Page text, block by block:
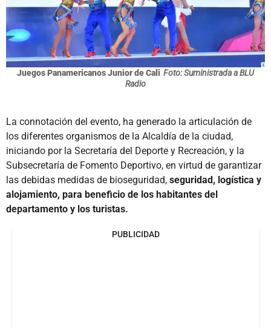
Juegos Panamericanos Junior de Cali Foto: Suministrada a BLU
Radio
La connotación del evento, ha generado la articulación de
los diferentes organismos de la Alcaldía de la ciudad,
iniciando por la Secretaría del Deporte y Recreación, y la
Subsecretaría de Fomento Deportivo, en virtud de garantizar
las debidas medidas de bioseguridad, seguridad, logística y
alojamiento, para beneficio de los habitantes del
departamento y los turistas.
PUBLICIDAD